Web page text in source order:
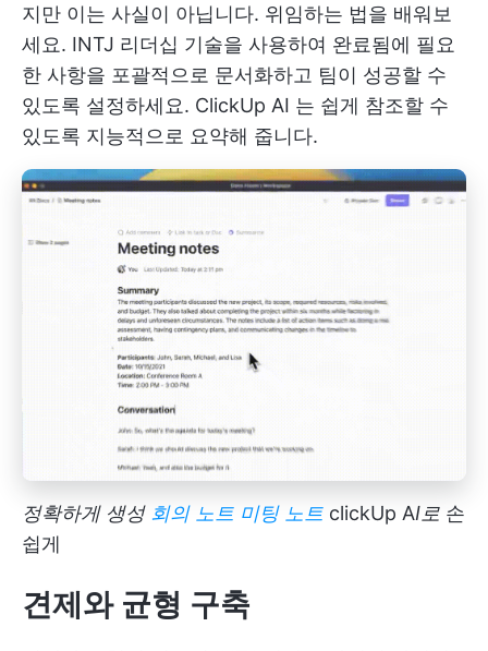
지만 이는 사실이 아닙니다. 위임하는 법을 배워보
세요. INTJ 리더십 기술을 사용하여 완료됨에 필요
한 사항을 포괄적으로 문서화하고 팀이 성공할 수
있도록 설정하세요. ClickUp AI 는 쉽게 참조할 수
있도록 지능적으로 요약해 줍니다.
정확하게 생성 회의 노트 미팅 노트 clickUp AI로 손
쉽게
견제와 균형 구축